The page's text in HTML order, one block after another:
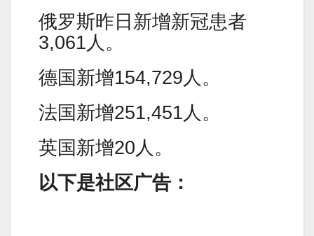
俄罗斯昨日新增新冠患者
3,061人。
德国新增154,729人。
法国新增251,451人。
英国新增20人。
以下是社区广告：